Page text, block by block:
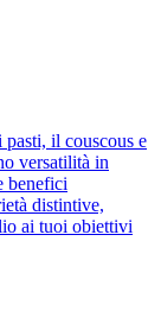
pasti, il couscous e
versatilità in
benefici
distintive,
ai tuoi obiettivi